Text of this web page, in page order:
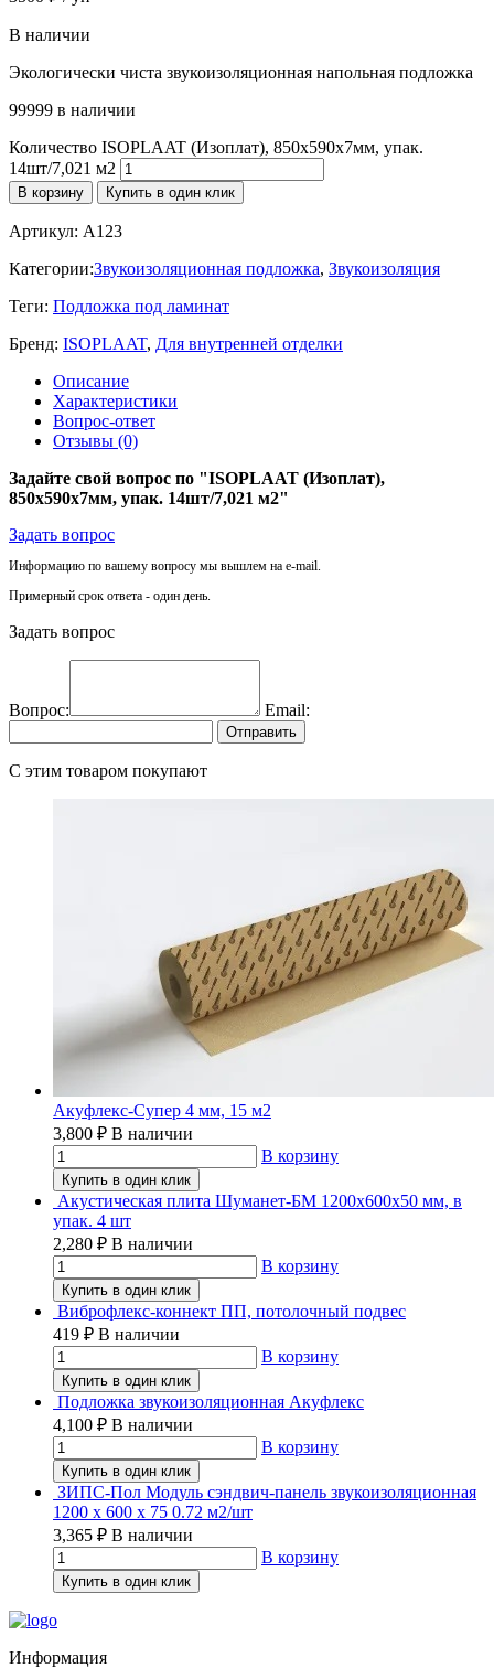
В наличии
Экологически чиста звукоизоляционная напольная подложка
99999 в наличии
Количество ISOPLAAT (Изоплат), 850х590х7мм, упак.
14шт/7,021 м2
В корзину Купить в один клик
Артикул: A123
Категории:Звукоизоляционная подложка, Звукоизоляция
Теги: Подложка под ламинат
Бренд: ISOPLAAT, Для внутренней отделки
Описание
Характеристики
Вопрос-ответ
Отзывы (0)
Задайте свой вопрос по "ISOPLAAT (Изоплат),
850х590х7мм, упак. 14шт/7,021 м2"
Задать вопрос
Информацию по вашему вопросу мы вышлем на e-mail.
Примерный срок ответа - один день.
Задать вопрос
Вопрос: Email:
Отправить
C этим товаром покупают
Акуфлекс-Супер 4 мм, 15 м2
3,800 ₽ В наличии
В корзину
Купить в один клик
Акустическая плита Шуманет-БМ 1200х600х50 мм, в
упак. 4 шт
2,280 ₽ В наличии
В корзину
Купить в один клик
Виброфлекс-коннект ПП, потолочный подвес
419 ₽ В наличии
В корзину
Купить в один клик
Подложка звукоизоляционная Акуфлекс
4,100 ₽ В наличии
В корзину
Купить в один клик
ЗИПС-Пол Модуль сэндвич-панель звукоизоляционная
1200 х 600 х 75 0.72 м2/шт
3,365 ₽ В наличии
В корзину
Купить в один клик
Информация